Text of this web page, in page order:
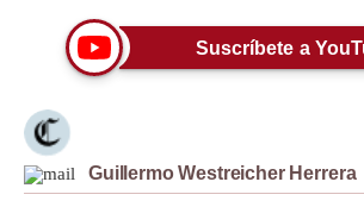
Moda
Mundo
EEUU
Suscríbete a
Guillermo Westreicher Herrera